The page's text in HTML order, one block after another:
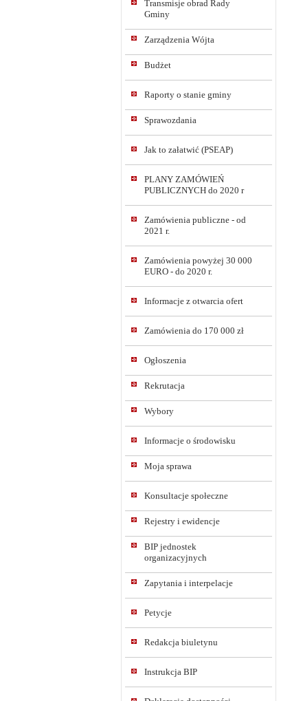
Transmisje obrad Rady
Gminy
Zarządzenia Wójta
Budżet
Raporty o stanie gminy
Sprawozdania
Jak to załatwić (PSEAP)
PLANY ZAMÓWIEŃ
PUBLICZNYCH do 2020 r
Zamówienia publiczne - od
2021 r.
Zamówienia powyżej 30 000
EURO - do 2020 r.
Informacje z otwarcia ofert
Zamówienia do 170 000 zł
Ogłoszenia
Rekrutacja
Wybory
Informacje o środowisku
Moja sprawa
Konsultacje społeczne
Rejestry i ewidencje
BIP jednostek
organizacyjnych
Zapytania i interpelacje
Petycje
Redakcja biuletynu
Instrukcja BIP